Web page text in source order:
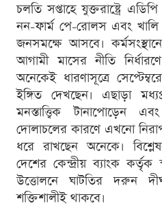
চলতি সপ্তাহে যুক্তরাষ্ট্রে
নন-ফার্ম পে-রোলস এবং খালি
জনসমক্ষে আসবে।
আগামী মাসের নীতি
অনেকেই ধারণাসূত্রে
ইঙ্গিত দেখছেন। এছাড়া
মনস্তাত্ত্বিক টানাপোড়েন
দোলাচলের কারণে এখনো
ধরে রাখছেন অনেকে।
দেশের কেন্দ্রীয় ব্যাংক কর্তৃক
উত্তোলনে ঘাটতির দরুন
শক্তিশালীই থাকবে।